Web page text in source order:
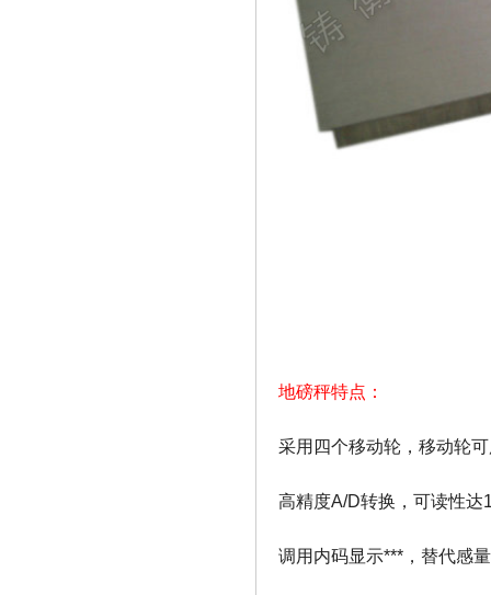
地磅秤特点：
采用四个移动轮，移动轮
高精度A/D转换，可读性达
调用内码显示***，替代感